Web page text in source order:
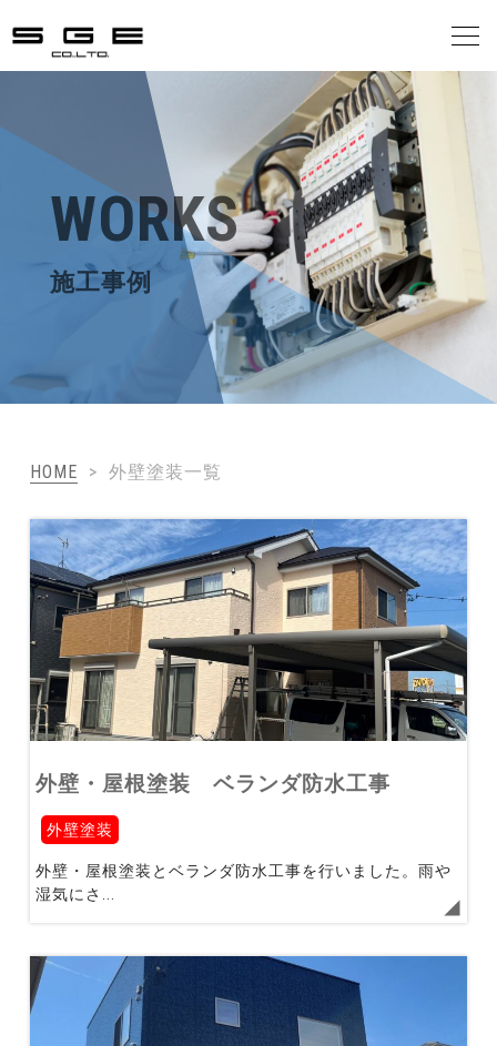
WORKS
施工事例
HOME > 外壁塗装一覧
外壁・屋根塗装 ベランダ防水工事
外壁塗装
外壁・屋根塗装とベランダ防水工事を行いました。雨や
湿気にさ...
会社案内
事業案内
施工の流れ
施工事例
お問合せ